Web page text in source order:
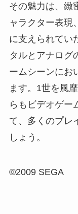
その魅力は、緻
ャラクター表現
に支えられてい
タルとアナログ
ームシーンにお
ます。1世を風
らもビデオゲー
て、多くのプレ
しょう。
©2009 SEGA